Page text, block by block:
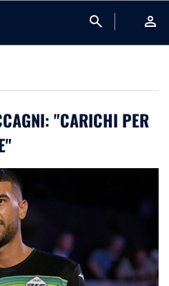
search person
"CARICHI PER